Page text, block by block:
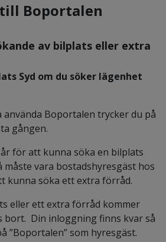
Boportalen
av bilplats eller extra
Syd om du söker lägenhet
använda Boportalen trycker du på
gången.
för att kunna söka en bilplats
vara bostadshyresgäst hos
kunna söka ett extra förråd.
eller ett extra förråd kommer
bort. Din inloggning finns kvar så
”Boportalen” som hyresgäst.